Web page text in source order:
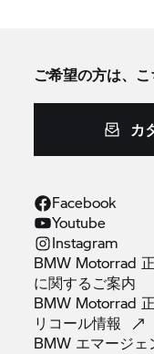
ご希望の方は、
カ
Facebook
Youtube
Instagram
BMW Motorrad
に関するご案内
BMW Motorrad
リコール情報
BMW エマージェ